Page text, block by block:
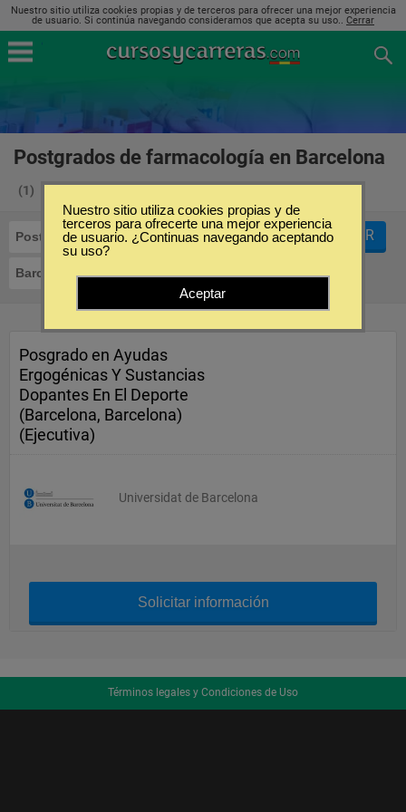
Nuestro sitio utiliza cookies propias y de terceros para ofrecer una mejor experiencia
de usuario. Si continúa navegando consideramos que acepta su uso.. Cerrar
Postgrados de farmacología en Barcelona
(1)
Postgrados Farmacología
Barcelona
FILTRAR
Posgrado en Ayudas
Ergogénicas Y Sustancias
Dopantes En El Deporte
(Barcelona, Barcelona)
(Ejecutiva)
Universidat de Barcelona
Solicitar información
Términos legales y Condiciones de Uso
Nuestro sitio utiliza cookies propias y de
terceros para ofrecerte una mejor experiencia
de usuario. ¿Continuas navegando aceptando
su uso?
Aceptar